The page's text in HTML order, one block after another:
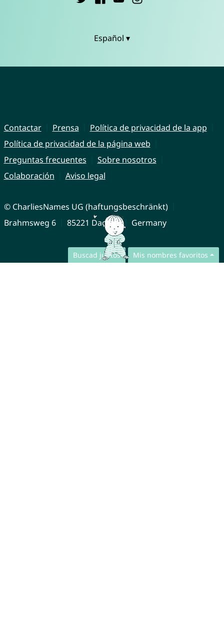
Buscad juntos Mis nombres favoritos
Español ▾
Contactar Prensa
Política de privacidad de la app
Política de privacidad de la página web
Preguntas frecuentes
Sobre nosotros
Colaboración
Aviso legal
© CharliesNames UG (haftungsbeschränkt)
Brahmsweg 6
85221 Dachau Germany